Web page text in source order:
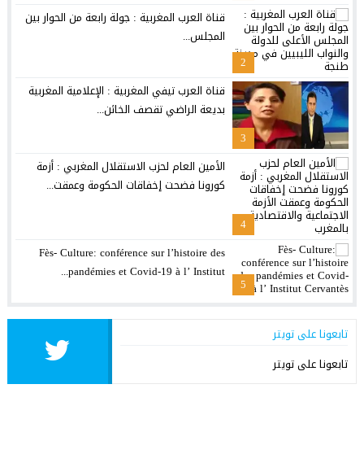
2
قناة العرب المغربية : جولة رابعة من الحوار بين
المجلس...
3
قناة العرب تيفي المغربية : الإعلامية المغربية
بديعة الراضي تقصف الخائن...
4
الأمين العام لحزب الاستقلال المغربي : أزمة
كورونا فضحت إخفاقات الحكومة وعمقت...
5
Fès- Culture: conférence sur l’histoire des
pandémies et Covid-19 à l’ Institut...
تابعونا على تويتر
تابعونا على تويتر